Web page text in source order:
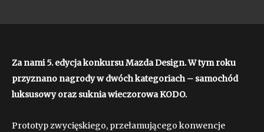
Za nami 5. edycja konkursu Mazda Design. W tym roku
przyznano nagrody w dwóch kategoriach – samochód
luksusowy oraz suknia wieczorowa KODO.
Prototyp zwycięskiego, przełamującego konwencje